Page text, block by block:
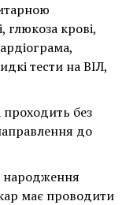
Сюди входить
крові,
тести на ВІЛ,
проходить без
до
народження